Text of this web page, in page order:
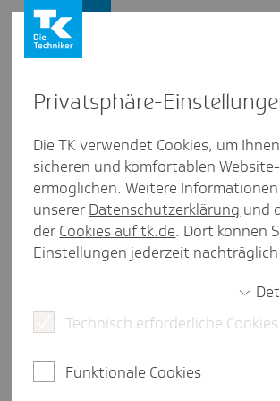
Sozi­al­ver­si­che­rung:
Firmen­sitz in
melden Sie
korrekt an
3 Minuten Lesezeit
Firmenkunden TK-Service Ausland
Privat­sphäre-
Die TK verwendet Cookies, um
sicheren und komfortablen
ermöglichen. Weitere
unserer Datenschutzerklärung und
der Cookies auf tk.de. Dort können
Einstellungen jederzeit nachträglich
Technisch erforderliche Cookies
Funktionale Cookies